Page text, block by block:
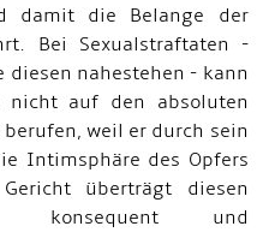
damit die Belange der
Bei Sexualstraftaten -
diesen nahestehen - kann
nicht auf den absoluten
weil er durch sein
Intimsphäre des Opfers
überträgt diesen
konsequent und